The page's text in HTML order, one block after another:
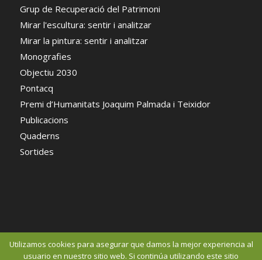
Grup de Recuperació del Patrimoni
Mirar l'escultura: sentir i analitzar
Mirar la pintura: sentir i analitzar
Monografies
Objectiu 2030
Pontacq
Premi d’Humanitats Joaquim Palmada i Teixidor
Publicacions
Quaderns
Sortides
Utilizamos cookies para asegurar que damos la mejor experiencia al
usuario en nuestro sitio web. Si continúa utilizando este sitio